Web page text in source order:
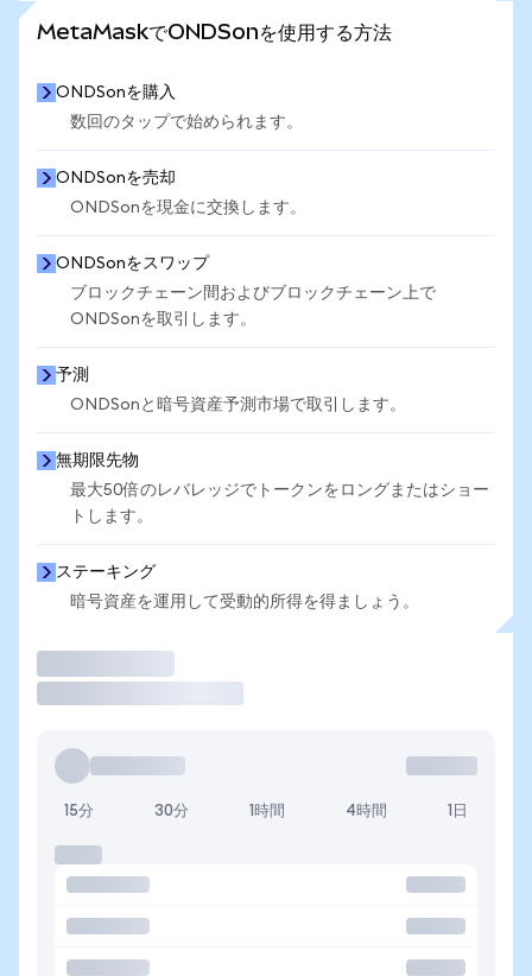
MetaMaskでONDSonを使用する方法
ONDSonを購入
数回のタップで始められます。
ONDSonを売却
ONDSonを現金に交換します。
ONDSonをスワップ
ブロックチェーン間およびブロックチェーン上で
ONDSonを取引します。
予測
ONDSonと暗号資産予測市場で取引します。
無期限先物
最大50倍のレバレッジでトークンをロングまたはショー
トします。
ステーキング
暗号資産を運用して受動的所得を得ましょう。
15分 30分 1時間 4時間 1日